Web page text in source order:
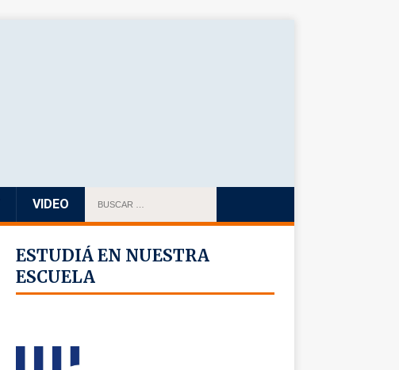
VIDEO
ESTUDIÁ EN NUESTRA
ESCUELA